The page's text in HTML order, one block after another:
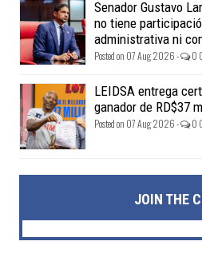
Posted on 07 Aug 2026 - 0 Comments
Senador Gustavo
no tiene
administrativa ni
Posted on 07 Aug 2026 - 0
LEIDSA entrega
ganador de RD$37
Posted on 07 Aug 2026 - 0
JOIN THE